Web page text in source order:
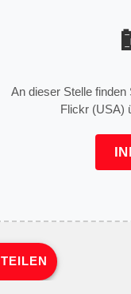
An dieser Stelle
Flickr (USA)
TEILEN